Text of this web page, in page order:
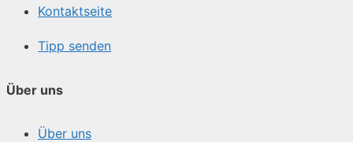
Kontaktseite
Tipp senden
Über uns
Über uns